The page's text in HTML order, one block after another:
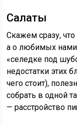
Салаты
Скажем сразу,
а о любимых нами
«селедке под
недостатки этих
чего стоит),
собрать в одной
— расстройство